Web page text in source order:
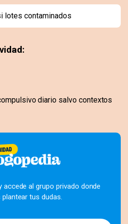
lotes contaminados
diario salvo contextos
accede al grupo privado donde
plantear tus dudas.